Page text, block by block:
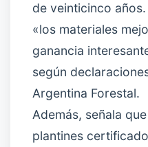
de veinticinco
«los materiales
ganancia
según
Argentina Forestal.
Además, señala
plantines